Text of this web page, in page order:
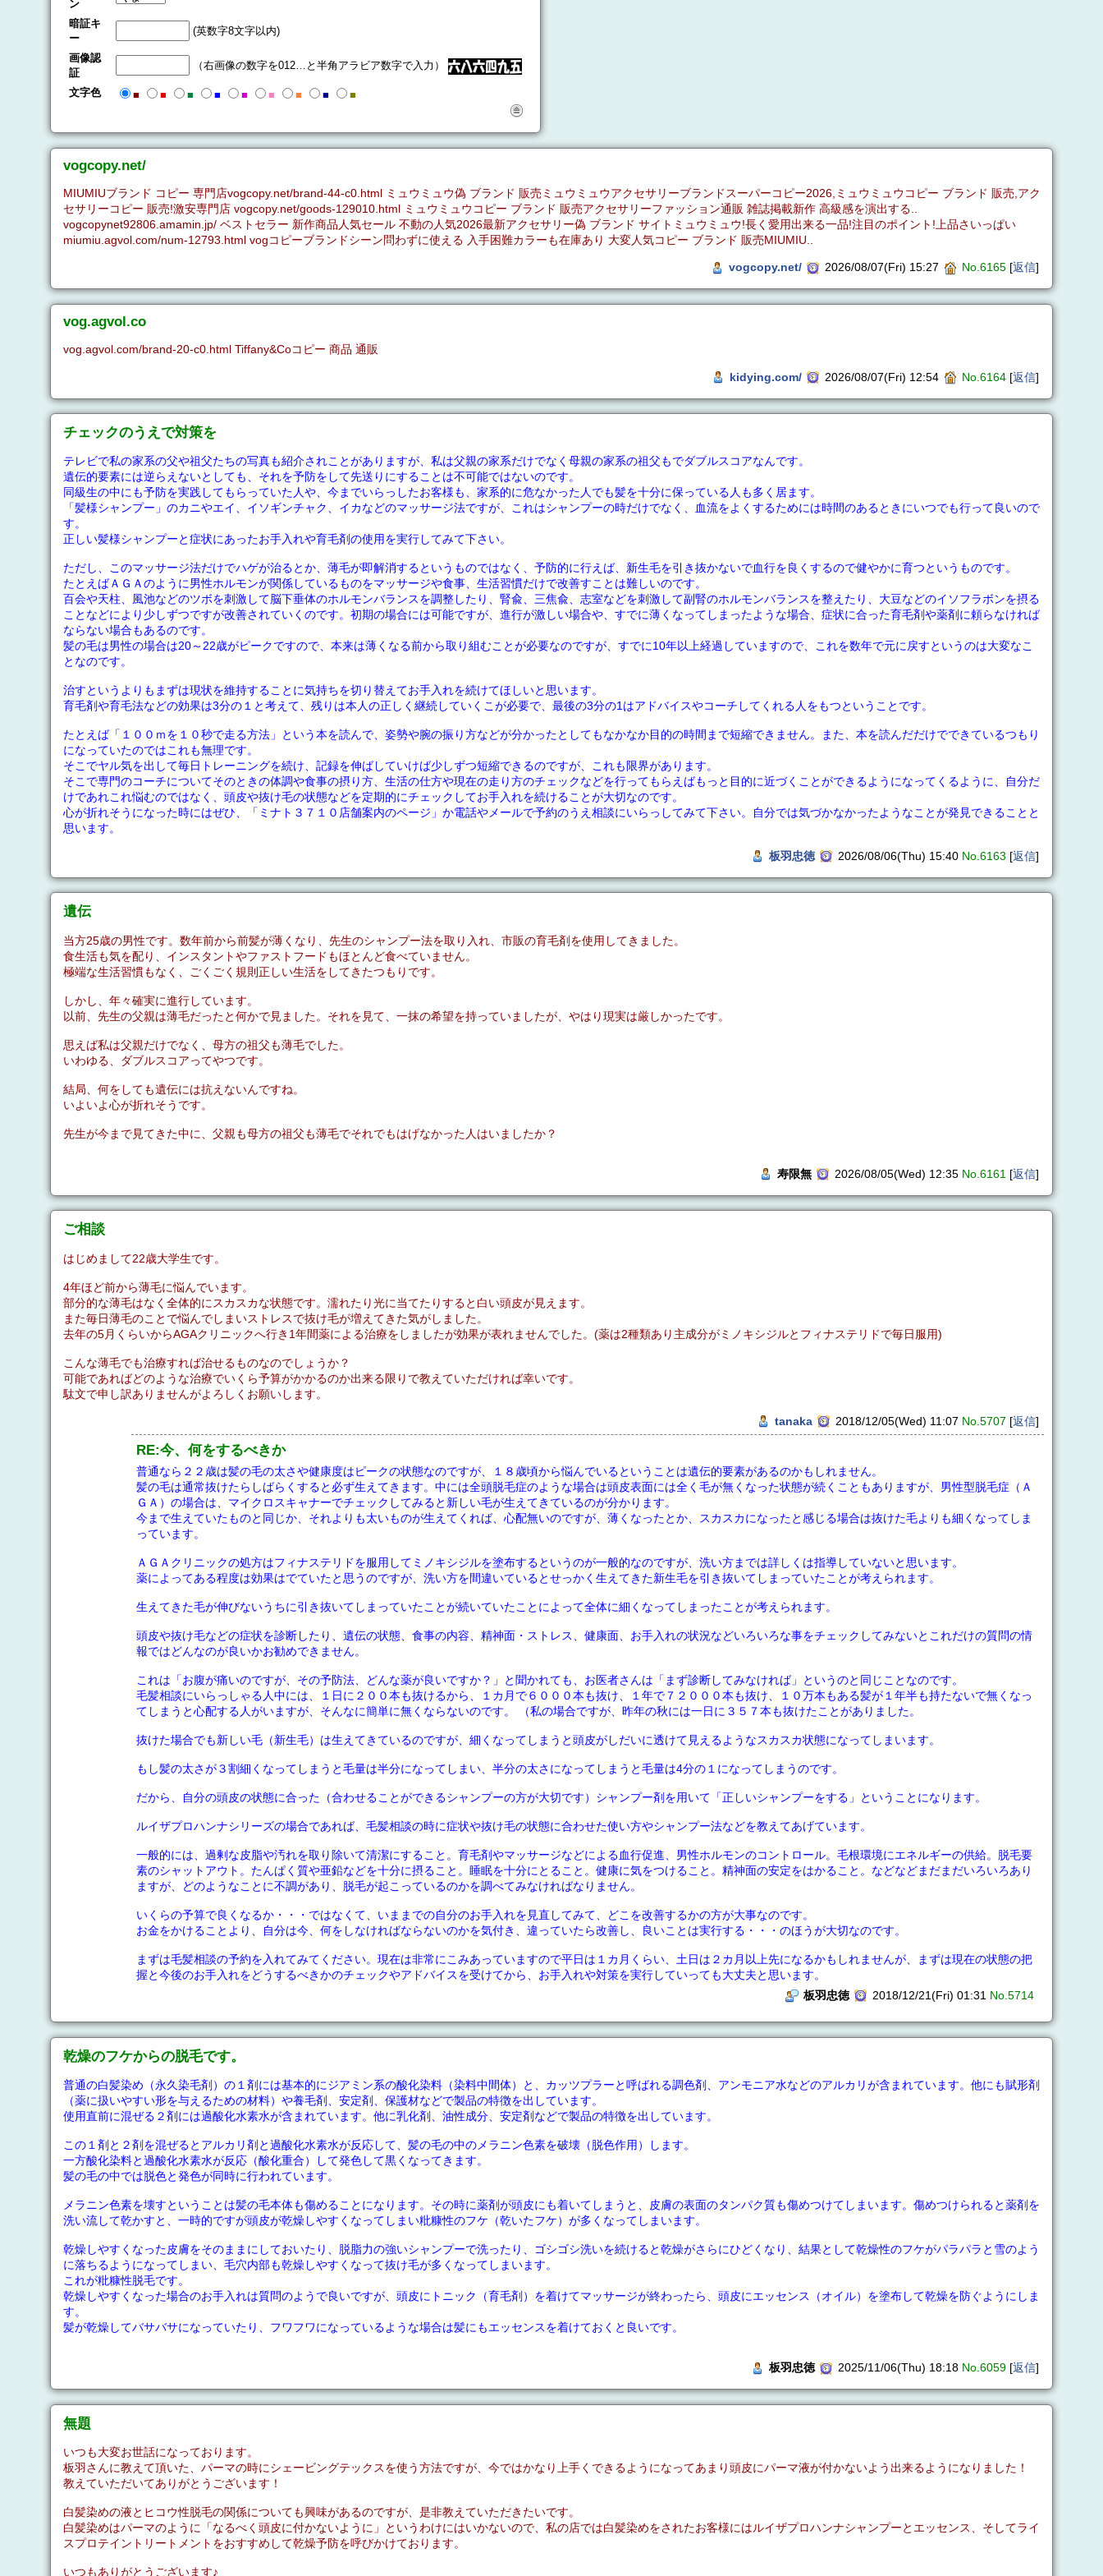
ン
暗証キ
ー
(英数字8文字以内)
画像認
証
（右画像の数字を012…と半角アラビア数字で入力）
文字色 ■ ■ ■ ■ ■ ■ ■ ■ ■
vogcopy.net/
MIUMIUブランド コピー 専門店vogcopy.net/brand-44-c0.html ミュウミュウ偽 ブランド 販売ミュウミュウアクセサリーブランドスーパーコピー2026,ミュウミュウコピー ブランド 販売,アク
セサリーコピー 販売!激安専門店 vogcopy.net/goods-129010.html ミュウミュウコピー ブランド 販売アクセサリーファッション通販 雑誌掲載新作 高級感を演出する..
vogcopynet92806.amamin.jp/ ベストセラー 新作商品人気セール 不動の人気2026最新アクセサリー偽 ブランド サイトミュウミュウ!長く愛用出来る一品!注目のポイント!上品さいっぱい
miumiu.agvol.com/num-12793.html vogコピーブランドシーン問わずに使える 入手困難カラーも在庫あり 大変人気コピー ブランド 販売MIUMIU..
vogcopy.net/ 2026/08/07(Fri) 15:27 No.6165[返信]
vog.agvol.co
vog.agvol.com/brand-20-c0.html Tiffany&Coコピー 商品 通販
kidying.com/ 2026/08/07(Fri) 12:54 No.6164[返信]
チェックのうえで対策を
テレビで私の家系の父や祖父たちの写真も紹介されことがありますが、私は父親の家系だけでなく母親の家系の祖父もでダブルスコアなんです。
遺伝的要素には逆らえないとしても、それを予防をして先送りにすることは不可能ではないのです。
同級生の中にも予防を実践してもらっていた人や、今までいらっしたお客様も、家系的に危なかった人でも髪を十分に保っている人も多く居ます。
「髪様シャンプー」のカニやエイ、イソギンチャク、イカなどのマッサージ法ですが、これはシャンプーの時だけでなく、血流をよくするためには時間のあるときにいつでも行って良いので
す。
正しい髪様シャンプーと症状にあったお手入れや育毛剤の使用を実行してみて下さい。
ただし、このマッサージ法だけでハゲが治るとか、薄毛が即解消するというものではなく、予防的に行えば、新生毛を引き抜かないで血行を良くするので健やかに育つというものです。
たとえばＡＧＡのように男性ホルモンが関係しているものをマッサージや食事、生活習慣だけで改善すことは難しいのです。
百会や天柱、風池などのツボを刺激して脳下垂体のホルモンバランスを調整したり、腎兪、三焦兪、志室などを刺激して副腎のホルモンバランスを整えたり、大豆などのイソフラボンを摂る
ことなどにより少しずつですが改善されていくのです。初期の場合には可能ですが、進行が激しい場合や、すでに薄くなってしまったような場合、症状に合った育毛剤や薬剤に頼らなければ
ならない場合もあるのです。
髪の毛は男性の場合は20～22歳がピークですので、本来は薄くなる前から取り組むことが必要なのですが、すでに10年以上経過していますので、これを数年で元に戻すというのは大変なこ
となのです。
治すというよりもまずは現状を維持することに気持ちを切り替えてお手入れを続けてほしいと思います。
育毛剤や育毛法などの効果は3分の１と考えて、残りは本人の正しく継続していくこが必要で、最後の3分の1はアドバイスやコーチしてくれる人をもつということです。
たとえば「１００ｍを１０秒で走る方法」という本を読んで、姿勢や腕の振り方などが分かったとしてもなかなか目的の時間まで短縮できません。また、本を読んだだけでできているつもり
になっていたのではこれも無理です。
そこでヤル気を出して毎日トレーニングを続け、記録を伸ばしていけば少しずつ短縮できるのですが、これも限界があります。
そこで専門のコーチについてそのときの体調や食事の摂り方、生活の仕方や現在の走り方のチェックなどを行ってもらえばもっと目的に近づくことができるようになってくるように、自分だ
けであれこれ悩むのではなく、頭皮や抜け毛の状態などを定期的にチェックしてお手入れを続けることが大切なのです。
心が折れそうになった時にはぜひ、「ミナト３７１０店舗案内のページ」か電話やメールで予約のうえ相談にいらっしてみて下さい。自分では気づかなかったようなことが発見できることと
思います。
板羽忠徳 2026/08/06(Thu) 15:40 No.6163 [返信]
遺伝
当方25歳の男性です。数年前から前髪が薄くなり、先生のシャンプー法を取り入れ、市販の育毛剤を使用してきました。
食生活も気を配り、インスタントやファストフードもほとんど食べていません。
極端な生活習慣もなく、ごくごく規則正しい生活をしてきたつもりです。
しかし、年々確実に進行しています。
以前、先生の父親は薄毛だったと何かで見ました。それを見て、一抹の希望を持っていましたが、やはり現実は厳しかったです。
思えば私は父親だけでなく、母方の祖父も薄毛でした。
いわゆる、ダブルスコアってやつです。
結局、何をしても遺伝には抗えないんですね。
いよいよ心が折れそうです。
先生が今まで見てきた中に、父親も母方の祖父も薄毛でそれでもはげなかった人はいましたか？
寿限無 2026/08/05(Wed) 12:35 No.6161 [返信]
ご相談
はじめまして22歳大学生です。
4年ほど前から薄毛に悩んでいます。
部分的な薄毛はなく全体的にスカスカな状態です。濡れたり光に当てたりすると白い頭皮が見えます。
また毎日薄毛のことで悩んでしまいストレスで抜け毛が増えてきた気がしました。
去年の5月くらいからAGAクリニックへ行き1年間薬による治療をしましたが効果が表れませんでした。(薬は2種類あり主成分がミノキシジルとフィナステリドで毎日服用)
こんな薄毛でも治療すれば治せるものなのでしょうか？
可能であればどのような治療でいくら予算がかかるのか出来る限りで教えていただければ幸いです。
駄文で申し訳ありませんがよろしくお願いします。
tanaka 2018/12/05(Wed) 11:07 No.5707 [返信]
RE:今、何をするべきか
普通なら２２歳は髪の毛の太さや健康度はピークの状態なのですが、１８歳頃から悩んでいるということは遺伝的要素があるのかもしれません。
髪の毛は通常抜けたらしばらくすると必ず生えてきます。中には全頭脱毛症のような場合は頭皮表面には全く毛が無くなった状態が続くこともありますが、男性型脱毛症（Ａ
ＧＡ）の場合は、マイクロスキャナーでチェックしてみると新しい毛が生えてきているのが分かります。
今まで生えていたものと同じか、それよりも太いものが生えてくれば、心配無いのですが、薄くなったとか、スカスカになったと感じる場合は抜けた毛よりも細くなってしま
っています。
ＡＧＡクリニックの処方はフィナステリドを服用してミノキシジルを塗布するというのが一般的なのですが、洗い方までは詳しくは指導していないと思います。
薬によってある程度は効果はでていたと思うのですが、洗い方を間違いているとせっかく生えてきた新生毛を引き抜いてしまっていたことが考えられます。
生えてきた毛が伸びないうちに引き抜いてしまっていたことが続いていたことによって全体に細くなってしまったことが考えられます。
頭皮や抜け毛などの症状を診断したり、遺伝の状態、食事の内容、精神面・ストレス、健康面、お手入れの状況などいろいろな事をチェックしてみないとこれだけの質問の情
報ではどんなのが良いかお勧めできません。
これは「お腹が痛いのですが、その予防法、どんな薬が良いですか？」と聞かれても、お医者さんは「まず診断してみなければ」というのと同じことなのです。
毛髪相談にいらっしゃる人中には、１日に２００本も抜けるから、１カ月で６０００本も抜け、１年で７２０００本も抜け、１０万本もある髪が１年半も持たないで無くなっ
てしまうと心配する人がいますが、そんなに簡単に無くならないのです。 （私の場合ですが、昨年の秋には一日に３５７本も抜けたことがありました。
抜けた場合でも新しい毛（新生毛）は生えてきているのですが、細くなってしまうと頭皮がしだいに透けて見えるようなスカスカ状態になってしまいます。
もし髪の太さが３割細くなってしまうと毛量は半分になってしまい、半分の太さになってしまうと毛量は4分の１になってしまうのです。
だから、自分の頭皮の状態に合った（合わせることができるシャンプーの方が大切です）シャンプー剤を用いて「正しいシャンプーをする」ということになります。
ルイザプロハンナシリーズの場合であれば、毛髪相談の時に症状や抜け毛の状態に合わせた使い方やシャンプー法などを教えてあげています。
一般的には、過剰な皮脂や汚れを取り除いて清潔にすること。育毛剤やマッサージなどによる血行促進、男性ホルモンのコントロール。毛根環境にエネルギーの供給。脱毛要
素のシャットアウト。たんぱく質や亜鉛などを十分に摂ること。睡眠を十分にとること。健康に気をつけること。精神面の安定をはかること。などなどまだまだいろいろあり
ますが、どのようなことに不調があり、脱毛が起こっているのかを調べてみなければなりません。
いくらの予算で良くなるか・・・ではなくて、いままでの自分のお手入れを見直してみて、どこを改善するかの方が大事なのです。
お金をかけることより、自分は今、何をしなければならないのかを気付き、違っていたら改善し、良いことは実行する・・・のほうが大切なのです。
まずは毛髪相談の予約を入れてみてください。現在は非常にこみあっていますので平日は１カ月くらい、土日は２カ月以上先になるかもしれませんが、まずは現在の状態の把
握と今後のお手入れをどうするべきかのチェックやアドバイスを受けてから、お手入れや対策を実行していっても大丈夫と思います。
板羽忠徳
2018/12/21(Fri) 01:31 No.5714
乾燥のフケからの脱毛です。
普通の白髪染め（永久染毛剤）の１剤には基本的にジアミン系の酸化染料（染料中間体）と、カッツプラーと呼ばれる調色剤、アンモニア水などのアルカリが含まれています。他にも賦形剤
（薬に扱いやすい形を与えるための材料）や養毛剤、安定剤、保護材などで製品の特徴を出しています。
使用直前に混ぜる２剤には過酸化水素水が含まれています。他に乳化剤、油性成分、安定剤などで製品の特徴を出しています。
この１剤と２剤を混ぜるとアルカリ剤と過酸化水素水が反応して、髪の毛の中のメラニン色素を破壊（脱色作用）します。
一方酸化染料と過酸化水素水が反応（酸化重合）して発色して黒くなってきます。
髪の毛の中では脱色と発色が同時に行われています。
メラニン色素を壊すということは髪の毛本体も傷めることになります。その時に薬剤が頭皮にも着いてしまうと、皮膚の表面のタンパク質も傷めつけてしまいます。傷めつけられると薬剤を
洗い流して乾かすと、一時的ですが頭皮が乾燥しやすくなってしまい粃糠性のフケ（乾いたフケ）が多くなってしまいます。
乾燥しやすくなった皮膚をそのままにしておいたり、脱脂力の強いシャンプーで洗ったり、ゴシゴシ洗いを続けると乾燥がさらにひどくなり、結果として乾燥性のフケがパラパラと雪のよう
に落ちるようになってしまい、毛穴内部も乾燥しやすくなって抜け毛が多くなってしまいます。
これが粃糠性脱毛です。
乾燥しやすくなった場合のお手入れは質問のようで良いですが、頭皮にトニック（育毛剤）を着けてマッサージが終わったら、頭皮にエッセンス（オイル）を塗布して乾燥を防ぐようにしま
す。
髪が乾燥してバサバサになっていたり、フワフワになっているような場合は髪にもエッセンスを着けておくと良いです。
板羽忠徳 2025/11/06(Thu) 18:18 No.6059[返信]
無題
いつも大変お世話になっております。
板羽さんに教えて頂いた、パーマの時にシェービングテックスを使う方法ですが、今ではかなり上手くできるようになってあまり頭皮にパーマ液が付かないよう出来るようになりました！
教えていただいてありがとうございます！
白髪染めの液とヒコウ性脱毛の関係についても興味があるのですが、是非教えていただきたいです。
白髪染めはパーマのように「なるべく頭皮に付かないように」というわけにはいかないので、私の店では白髪染めをされたお客様にはルイザプロハンナシャンプーとエッセンス、そしてライ
スプロテイントリートメントをおすすめして乾燥予防を呼びかけております。
いつもありがとうございます♪